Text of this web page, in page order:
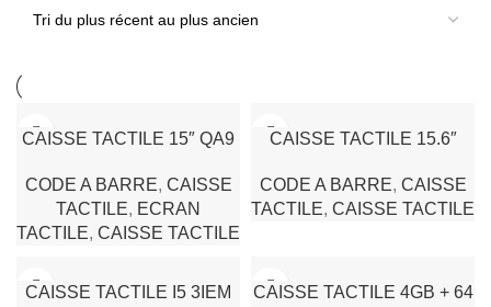
CAISSE TACTILE 15″ QA9
CODE A BARRE, CAISSE
TACTILE, ECRAN
TACTILE, CAISSE TACTILE
CAISSE TACTILE 15.6″
CODE A BARRE, CAISSE
TACTILE, CAISSE TACTILE
CAISSE TACTILE I5 3IEM
CAISSE TACTILE 4GB + 64